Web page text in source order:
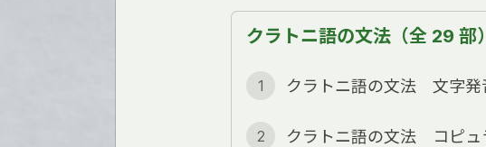
クラトニ語の文法（全 29 部）
1 クラトニ語の文法 文字発
2 クラトニ語の文法 コピュ